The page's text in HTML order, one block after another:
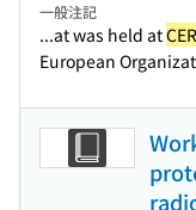
一般注記
...at was held at
European